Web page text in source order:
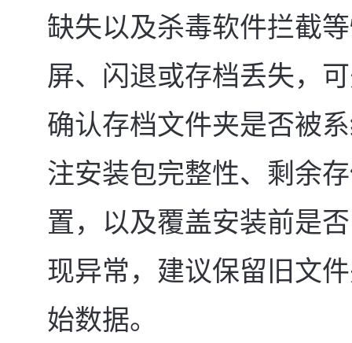
缺失以及杀毒软件拦截
屏、闪退或存档丢失，
确认存档文件夹是否被
注安装包完整性、剩余
置，以及覆盖安装前是
现异常，建议保留旧文
始数据。